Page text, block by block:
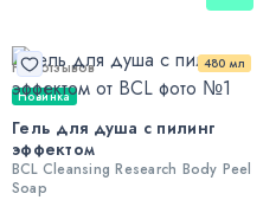
480 мл
Нет отзывов
Новинка
Гель для душа с пилинг
эффектом
BCL Cleansing Research Body Peel
Soap